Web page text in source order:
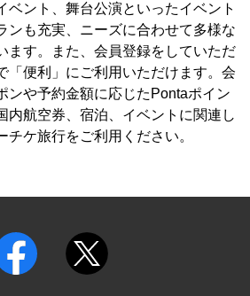
ベント、舞台公演といったイベント
ンも充実、ニーズに合わせて多様な
ます。また、会員登録をしていただ
「便利」にご利用いただけます。会
ンや予約金額に応じたPontaポイン
内航空券、宿泊、イベントに関連し
チケ旅行をご利用ください。